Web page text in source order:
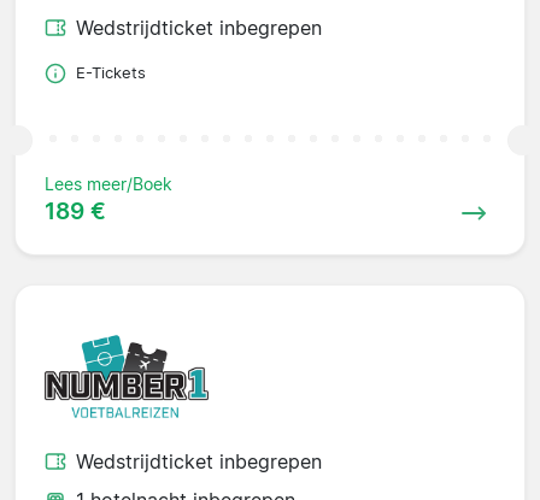
Wedstrijdticket inbegrepen
E-Tickets
Lees meer/Boek
189 €
Wedstrijdticket inbegrepen